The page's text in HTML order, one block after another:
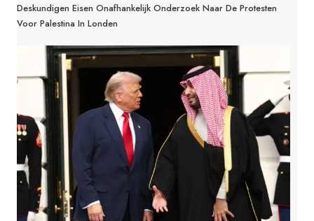
Deskundigen Eisen Onafhankelijk Onderzoek Naar De Protesten
Voor Palestina In Londen